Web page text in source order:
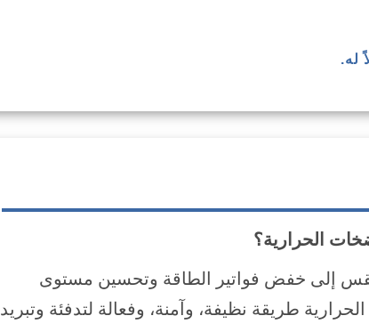
له.
الحرارية؟
إلى خفض فواتير الطاقة وتحسين مستوى
طريقة نظيفة، وآمنة، وفعالة لتدفئة وتبريد